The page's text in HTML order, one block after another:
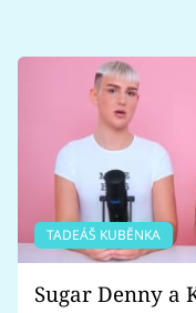
TADEÁŠ KUBĚNKA
Sugar Denny a